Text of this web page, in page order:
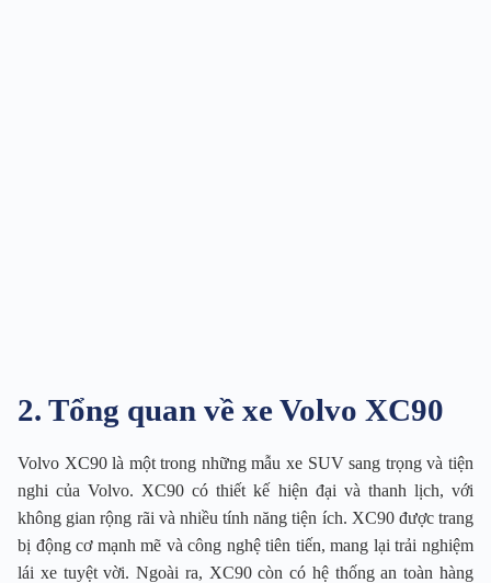
2. Tổng quan về xe Volvo XC90
Volvo XC90 là một trong những mẫu xe SUV sang trọng và tiện
nghi của Volvo. XC90 có thiết kế hiện đại và thanh lịch, với
không gian rộng rãi và nhiều tính năng tiện ích. XC90 được trang
bị động cơ mạnh mẽ và công nghệ tiên tiến, mang lại trải nghiệm
lái xe tuyệt vời. Ngoài ra, XC90 còn có hệ thống an toàn hàng